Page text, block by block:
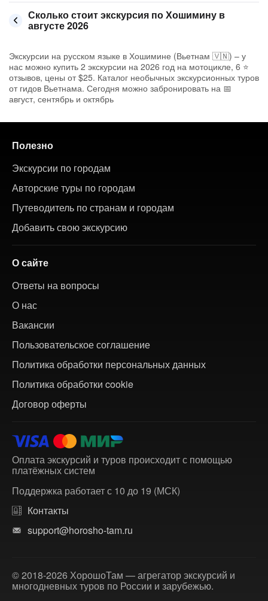
Сколько стоит экскурсия по Хошимину в
августе 2026
Экскурсии на русском языке в Хошимине (Вьетнам 🇻🇳) – у
нас можно купить 2 экскурсии на 2026 год на мотоцикле, 6 ⭐
отзывов, цены от $25. Каталог необычных экскурсионных туров
от гидов Вьетнама. Сегодня можно забронировать на 📅
август, сентябрь и октябрь
Полезно
Экскурсии по городам
Авторские туры по городам
Путеводитель по странам и городам
Добавить свою экскурсию
О сайте
Ответы на вопросы
О нас
Вакансии
Пользовательское соглашение
Политика обработки персональных данных
Политика обработки cookie
Договор оферты
Оплата экскурсий и туров происходит с помощью
платёжных систем
Поддержка работает с 10 до 19 (МСК)
Контакты
support@horosho-tam.ru
© 2018-2026 ХорошоТам — агрегатор экскурсий и
многодневных туров по России и зарубежью.